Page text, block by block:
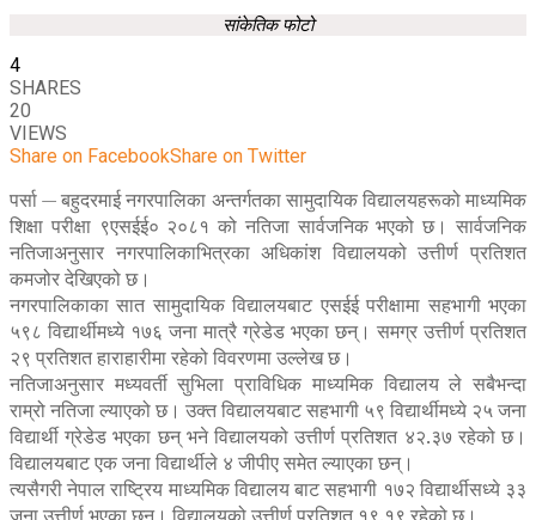
सांकेतिक फोटो
4
SHARES
20
VIEWS
Share on FacebookShare on Twitter
पर्सा — बहुदरमाई नगरपालिका अन्तर्गतका सामुदायिक विद्यालयहरूको माध्यमिक
शिक्षा परीक्षा ९एसईई० २०८१ को नतिजा सार्वजनिक भएको छ। सार्वजनिक
नतिजाअनुसार नगरपालिकाभित्रका अधिकांश विद्यालयको उत्तीर्ण प्रतिशत
कमजोर देखिएको छ।
नगरपालिकाका सात सामुदायिक विद्यालयबाट एसईई परीक्षामा सहभागी भएका
५९८ विद्यार्थीमध्ये १७६ जना मात्रै ग्रेडेड भएका छन्। समग्र उत्तीर्ण प्रतिशत
२९ प्रतिशत हाराहारीमा रहेको विवरणमा उल्लेख छ।
नतिजाअनुसार मध्यवर्ती सुभिला प्राविधिक माध्यमिक विद्यालय ले सबैभन्दा
राम्रो नतिजा ल्याएको छ। उक्त विद्यालयबाट सहभागी ५९ विद्यार्थीमध्ये २५ जना
विद्यार्थी ग्रेडेड भएका छन् भने विद्यालयको उत्तीर्ण प्रतिशत ४२.३७ रहेको छ।
विद्यालयबाट एक जना विद्यार्थीले ४ जीपीए समेत ल्याएका छन्।
त्यसैगरी नेपाल राष्ट्रिय माध्यमिक विद्यालय बाट सहभागी १७२ विद्यार्थीसध्ये ३३